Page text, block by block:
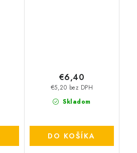
Skladom
€5,20 bez DPH
€6,40
DO KOŠÍKA